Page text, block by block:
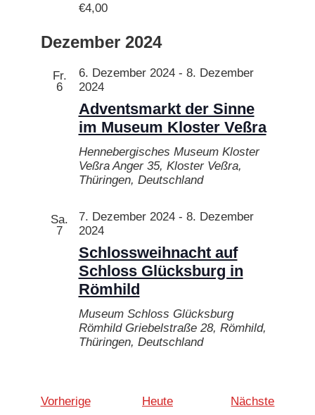
€4,00
Dezember 2024
Fr.
6
Adventsmarkt der Sinne
im Museum Kloster Veßra
6. Dezember 2024- 8. Dezember
2024
Hennebergisches Museum Kloster
Veßra Anger 35, Kloster Veßra,
Thüringen, Deutschland
Sa.
7
Schlossweihnacht auf
Schloss Glücksburg in
Römhild
7. Dezember 2024- 8. Dezember
2024
Museum Schloss Glücksburg
Römhild Griebelstraße 28, Römhild,
Thüringen, Deutschland
VorherigeVeranstaltungen
Heute Nächste